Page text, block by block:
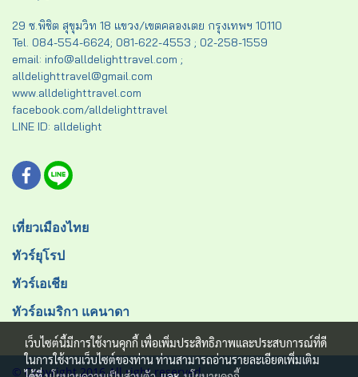
29 ซ.พิชิต สุขุมวิท 18 แขวง/เขตคลองเตย กรุงเทพฯ 10110
Tel. 084-554-6624; 081-622-4553 ; 02-258-1559
email: info@alldelighttravel.com ;
alldelighttravel@gmail.com
www.alldelighttravel.com
facebook.com/alldelighttravel
LINE ID: alldelight
เที่ยวเมืองไทย
ทัวร์ยุโรป
ทัวร์เอเชีย
ทัวร์อเมริกา แคนาดา
© Copyright 2016 All right reserved.
เว็บไซต์นี้มีการใช้งานคุกกี้ เพื่อเพิ่มประสิทธิภาพและประสบการณ์ที่ดี
ในการใช้งานเว็บไซต์ของท่าน ท่านสามารถอ่านรายละเอียดเพิ่มเติม